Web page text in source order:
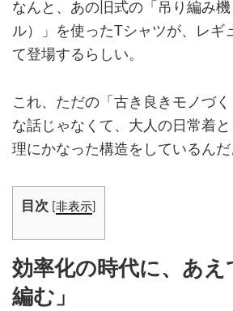
なんと、あの旧式の「吊り編み
ル）」を使ったTシャツが、レギ
て登場するらしい。
これ、ただの「古き良きモノづ
な話じゃなくて、大人の日常着
理にかなった構造をしているんだ
目次 非表示
効率化の時代に、あえ
編む」